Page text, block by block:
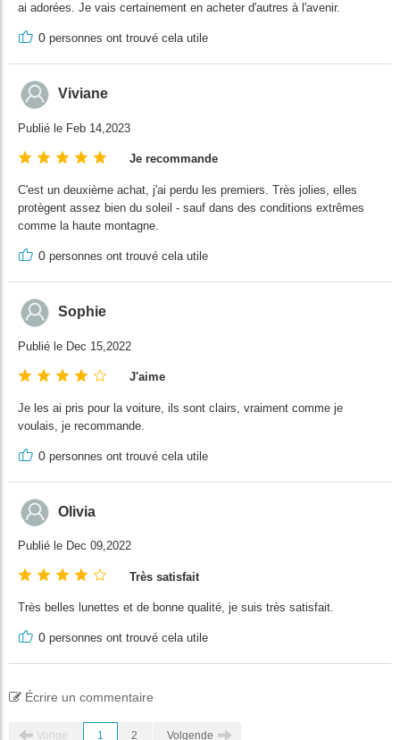
ai adorées. Je vais certainement en acheter d'autres à l'avenir.
0 personnes ont trouvé cela utile
Viviane
Publié le Feb 14,2023
Je recommande
C'est un deuxième achat, j'ai perdu les premiers. Très jolies, elles
protègent assez bien du soleil - sauf dans des conditions extrêmes
comme la haute montagne.
0 personnes ont trouvé cela utile
Sophie
Publié le Dec 15,2022
J'aime
Je les ai pris pour la voiture, ils sont clairs, vraiment comme je
voulais, je recommande.
0 personnes ont trouvé cela utile
Olivia
Publié le Dec 09,2022
Très satisfait
Très belles lunettes et de bonne qualité, je suis très satisfait.
0 personnes ont trouvé cela utile
Écrire un commentaire
Vorige 1 2 Volgende